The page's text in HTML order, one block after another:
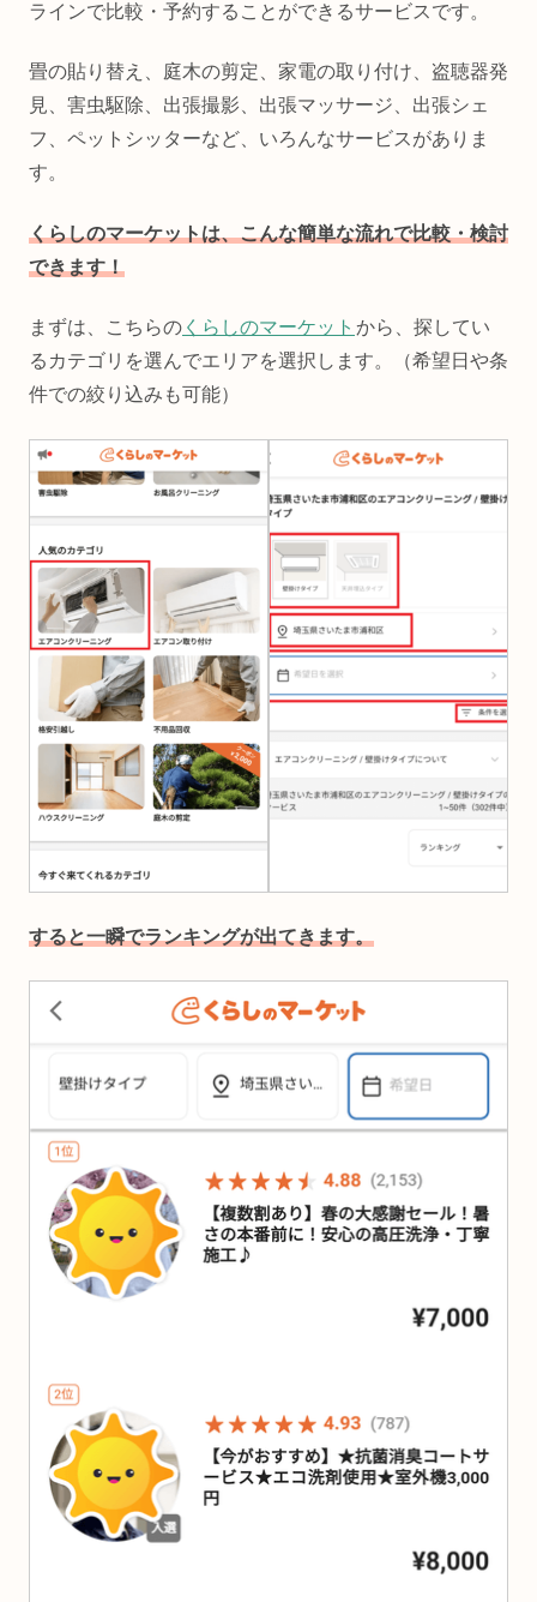
ラインで比較・予約することができるサービスです。
畳の貼り替え、庭木の剪定、家電の取り付け、盗聴器発
見、害虫駆除、出張撮影、出張マッサージ、出張シェ
フ、ペットシッターなど、いろんなサービスがありま
す。
くらしのマーケットは、こんな簡単な流れで比較・検討
できます！
まずは、こちらの くらしのマーケット から、探してい
るカテゴリを選んでエリアを選択します。（希望日や条
件での絞り込みも可能）
すると一瞬でランキングが出てきます。